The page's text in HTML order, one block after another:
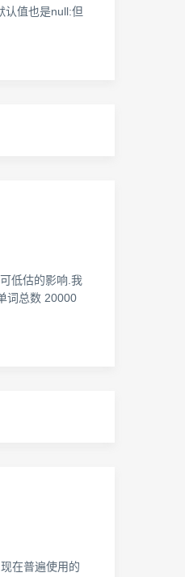
认值也是null:但
低估的影响.我
词总数 20000
在普遍使用的